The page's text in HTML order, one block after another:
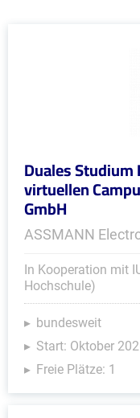
Duales
virtuellen
GmbH
ASSMANN
In Kooperation mit
Hochschule)
bundesweit
Start: Oktober
Freie Plätze: 1